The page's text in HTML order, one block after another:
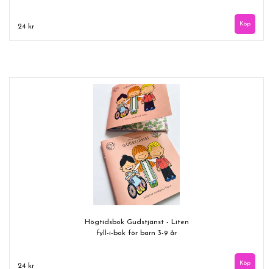
24 kr
Högtidsbok Gudstjänst - Liten
fyll-i-bok för barn 3-9 år
24 kr